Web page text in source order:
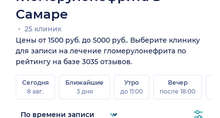
Самаре
25 клиник
Цены от 1500 руб. до 5000 руб.. Выберите клинику
для записи на лечение гломерулонефрита по
рейтингу на базе 3035 отзывов.
Сегодня
8 авг.
Ближайшие
3 дня
Утро
до 11:00
Вечер
после 18:00